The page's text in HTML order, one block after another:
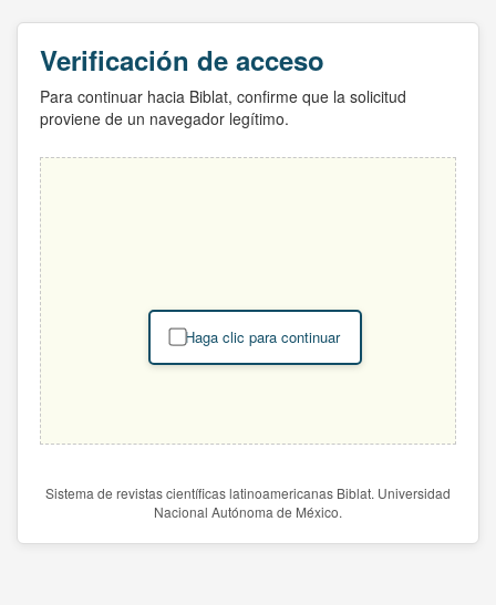
Verificación de acceso
Para continuar hacia Biblat, confirme que la solicitud
proviene de un navegador legítimo.
Haga clic para continuar
Sistema de revistas científicas latinoamericanas Biblat. Universidad
Nacional Autónoma de México.